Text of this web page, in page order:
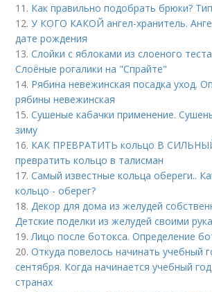
11. Как правильно подобрать брюки?
12.У КОГО КАКОЙ ангел-хранитель.
дате рождения
13.Слойки с яблоками из слоеного
Слоёные рогалики на "Спрайте"
14. Рябина невежинская посадка уход.
рябины невежинская
15.Сушеные кабачки применение.
зиму
16. КАК ПРЕВРАТИТЬ кольцо В
превратить кольцо в талисман
17.Самый известные кольца обереги..
кольцо - оберег?
18.Декор для дома из желудей
Детские поделки из желудей своими
19.Лицо после ботокса. Определение
20.Откуда повелось начинать учебный
сентября. Когда начинается учебный
странах